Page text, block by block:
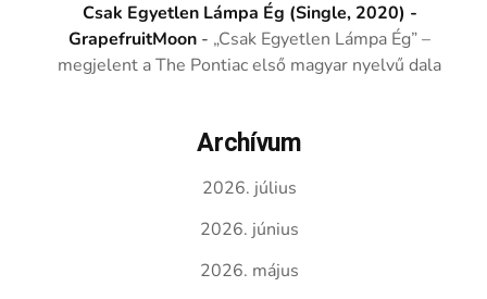
Csak Egyetlen Lámpa Ég (Single, 2020) -
GrapefruitMoon - „Csak Egyetlen Lámpa Ég” –
megjelent a The Pontiac első magyar nyelvű dala
Archívum
2026. július
2026. június
2026. május